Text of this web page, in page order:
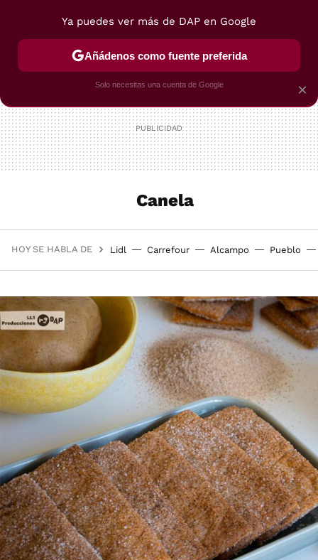
POSTRES VIAJES SELECCIÓN VEGUI
Canela
HOY SE HABLA DE Lidl Carrefour Alcampo Pueblo
×
Ya puedes ver más de DAP en Google
Añádenos como fuente preferida
Solo necesitas una cuenta de Google